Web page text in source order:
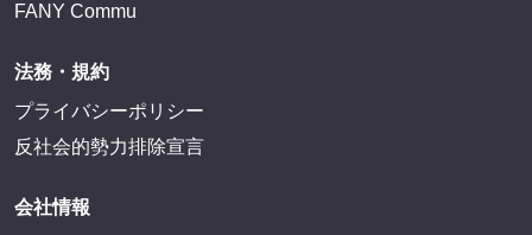
FANY Commu
法務・規約
プライバシーポリシー
反社会的勢力排除宣言
会社情報